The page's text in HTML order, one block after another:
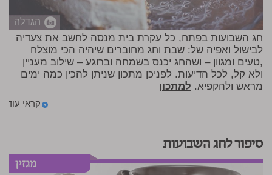
הגדלה
חג השבועות בפתח, כל עקרת בית מנסה לחשב את צעדיה
לבישול ואפיה של: שבת וחג מחוברים שיהיה הכי מוצלח
,טעים ומגוון – ושהחג יכנס בשמחה וברוגע – שילוב מעניין
ולא קל, לכל הדיעות. לפניכן מתכון שניתן להכין כמה ימים
מראש ולהקפיא. למתכון
קראי עוד
סיפור לחג השבועות